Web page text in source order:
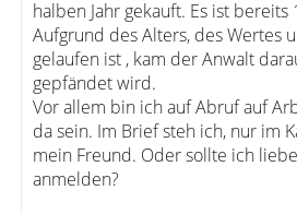
halben Jahr gekauft. Es ist bereits
Aufgrund des Alters, des Wertes
gelaufen ist , kam der Anwalt
gepfändet wird.
Vor allem bin ich auf Abruf auf
da sein. Im Brief steh ich, nur im
mein Freund. Oder sollte ich
anmelden?